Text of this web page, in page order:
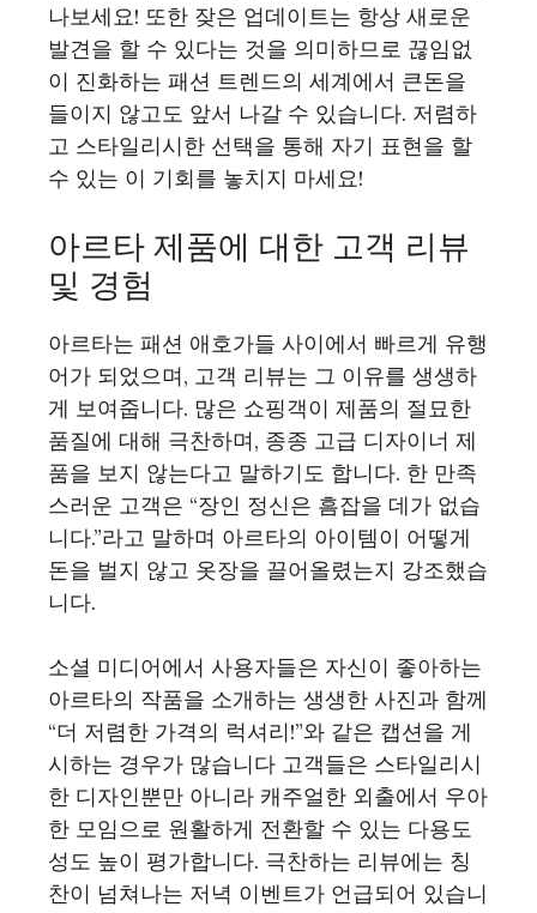
나보세요! 또한 잦은 업데이트는 항상 새로운
발견을 할 수 있다는 것을 의미하므로 끊임없
이 진화하는 패션 트렌드의 세계에서 큰돈을
들이지 않고도 앞서 나갈 수 있습니다. 저렴하
고 스타일리시한 선택을 통해 자기 표현을 할
수 있는 이 기회를 놓치지 마세요!
아르타 제품에 대한 고객 리뷰
및 경험
아르타는 패션 애호가들 사이에서 빠르게 유행
어가 되었으며, 고객 리뷰는 그 이유를 생생하
게 보여줍니다. 많은 쇼핑객이 제품의 절묘한
품질에 대해 극찬하며, 종종 고급 디자이너 제
품을 보지 않는다고 말하기도 합니다. 한 만족
스러운 고객은 “장인 정신은 흠잡을 데가 없습
니다.”라고 말하며 아르타의 아이템이 어떻게
돈을 벌지 않고 옷장을 끌어올렸는지 강조했습
니다.
소셜 미디어에서 사용자들은 자신이 좋아하는
아르타의 작품을 소개하는 생생한 사진과 함께
“더 저렴한 가격의 럭셔리!”와 같은 캡션을 게
시하는 경우가 많습니다 고객들은 스타일리시
한 디자인뿐만 아니라 캐주얼한 외출에서 우아
한 모임으로 원활하게 전환할 수 있는 다용도
성도 높이 평가합니다. 극찬하는 리뷰에는 칭
찬이 넘쳐나는 저녁 이벤트가 언급되어 있습니